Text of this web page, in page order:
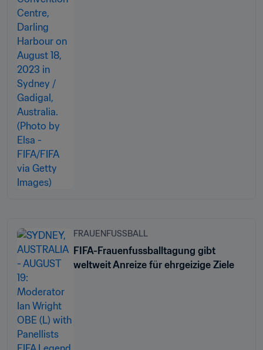
FRAUENFUSSBALL
FIFA-Frauenfussballtagung gibt
weltweit Anreize für ehrgeizige Ziele